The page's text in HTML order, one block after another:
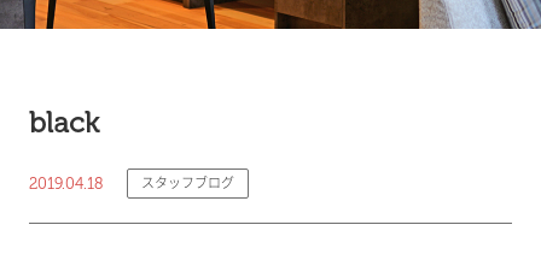
black
2019.04.18 スタッフブログ